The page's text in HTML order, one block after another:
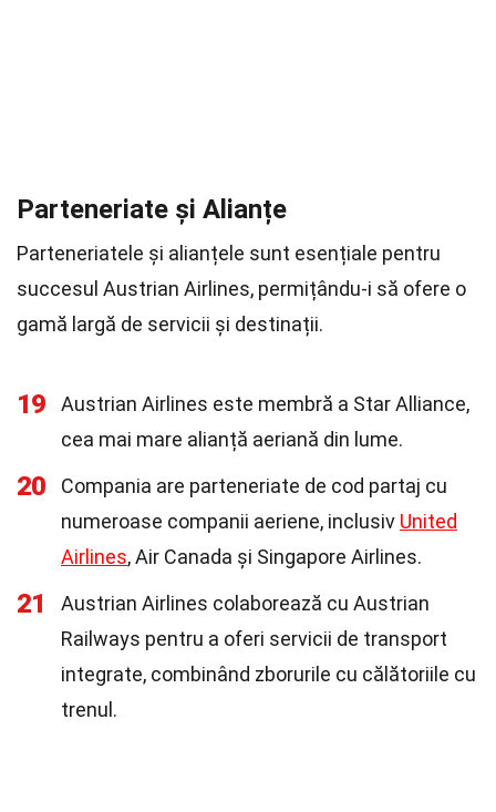
Parteneriate și Alianțe
Parteneriatele și alianțele sunt esențiale pentru
succesul Austrian Airlines, permițându-i să ofere o
gamă largă de servicii și destinații.
19
Austrian Airlines este membră a Star Alliance,
cea mai mare alianță aeriană din lume.
20
Compania are parteneriate de cod partaj cu
numeroase companii aeriene, inclusiv United
Airlines, Air Canada și Singapore Airlines.
21
Austrian Airlines colaborează cu Austrian
Railways pentru a oferi servicii de transport
integrate, combinând zborurile cu călătoriile cu
trenul.